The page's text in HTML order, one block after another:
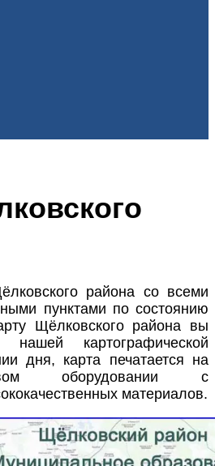
района со всеми
пунктами по состоянию
Щёлковского района вы
картографической
дня, карта печатается на
оборудовании с
материалов.